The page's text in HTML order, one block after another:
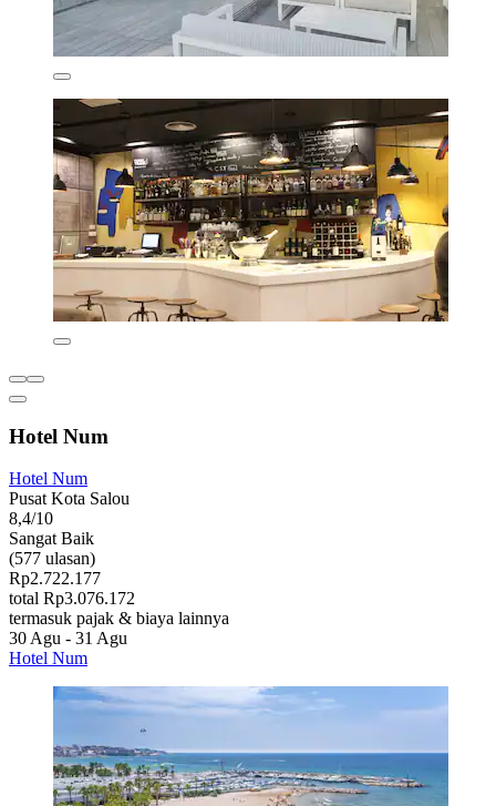
Hotel Num
Hotel Num
Pusat Kota Salou
8,4/10
Sangat Baik
(577 ulasan)
Rp2.722.177
total Rp3.076.172
termasuk pajak & biaya lainnya
30 Agu - 31 Agu
Hotel Num